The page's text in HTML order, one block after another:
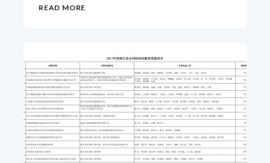
READ MORE